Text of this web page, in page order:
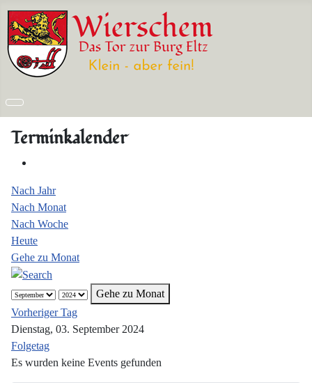
Terminkalender
Nach Jahr
Nach Monat
Nach Woche
Heute
Gehe zu Monat
Gehe zu Monat
Vorheriger Tag
Dienstag, 03. September 2024
Folgetag
Es wurden keine Events gefunden